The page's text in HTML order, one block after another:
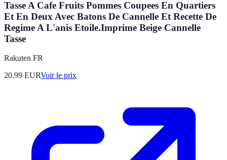
Tasse A Cafe Fruits Pommes Coupees En Quartiers
Et En Deux Avec Batons De Cannelle Et Recette De
Regime A L'anis Etoile.Imprime Beige Cannelle
Tasse
Rakuten FR
20.99 EURVoir le prix